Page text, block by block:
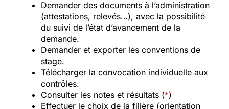
Demander des documents à l’administration
(attestations, relevés…), avec la possibilité
du suivi de l’état d’avancement de la
demande.
Demander et exporter les conventions de
stage.
Télécharger la convocation individuelle aux
contrôles.
Consulter les notes et résultats (*)
Effectuer le choix de la filière (orientation